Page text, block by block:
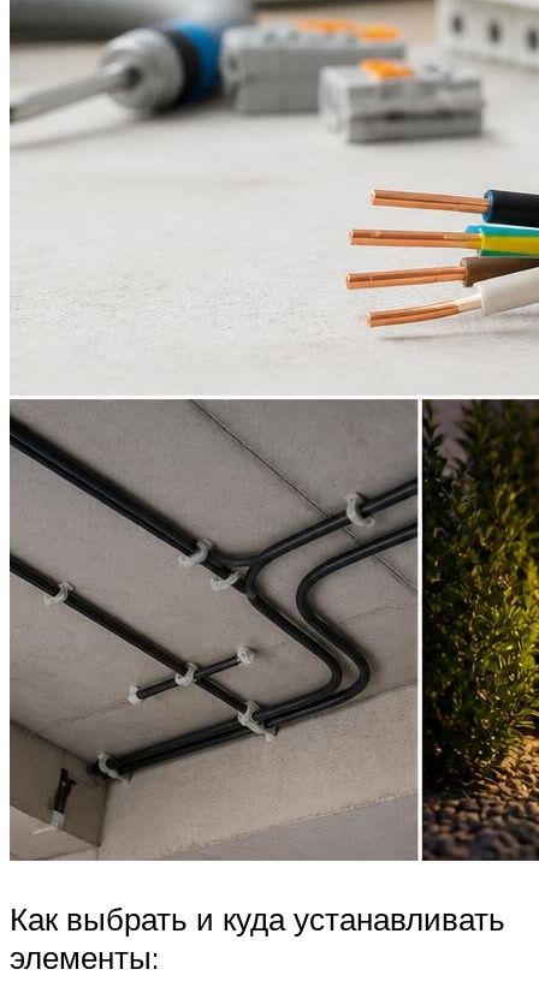
Как выбрать и куда устанавливать
элементы: